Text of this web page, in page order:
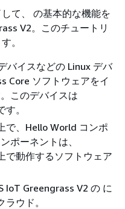
て、 の基本的な機能を
V2。このチュートリ
。
バイスなどの Linux デバ
Core ソフトウェアをイ
このデバイスは
。
で、Hello World コンポ
ポーネントは、
で動作するソフトウェア
IoT Greengrass V2 の に
ウド。